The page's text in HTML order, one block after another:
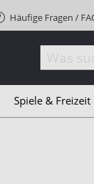
Häufige Fragen /
Spiele & Freizeit